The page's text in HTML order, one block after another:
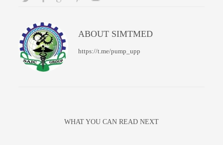
ABOUT SIMTMED
https://t.me/pump_upp
WHAT YOU CAN READ NEXT